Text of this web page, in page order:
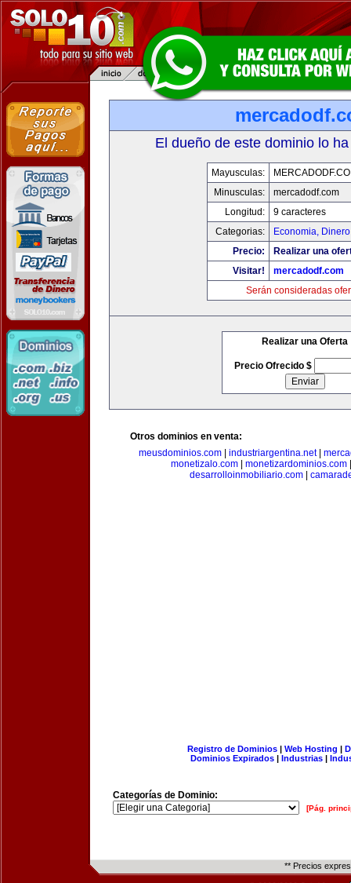
El dueño de este dominio lo
Mayusculas:
Minusculas:
mercadodf.com
Longitud:
9 caracteres
Categorias:
Economia,
Precio:
Realizar una
Visitar!
mercadodf.com
Serán consideradas
Realizar una Oferta
Precio Ofrecido $
Otros dominios en venta:
meusdominios.com| industriargentina.net|
monetizalo.com| monetizardominios.com
desarrolloinmobiliario.com
Registro de Dominios| Web Hosting |
Dominios Expirados | Industrias |
Categorías de Dominio:
[Pág.
** Precios